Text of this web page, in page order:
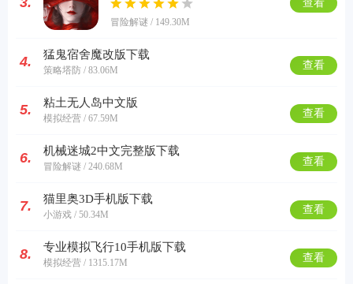
冒险解谜 / 149.30M
查看
4. 猛鬼宿舍魔改版下载
策略塔防 / 83.06M 查看
5. 粘土无人岛中文版
模拟经营 / 67.59M 查看
6. 机械迷城2中文完整版下载
冒险解谜 / 240.68M 查看
7. 猫里奥3D手机版下载
小游戏 / 50.34M 查看
8. 专业模拟飞行10手机版下载
模拟经营 / 1315.17M 查看